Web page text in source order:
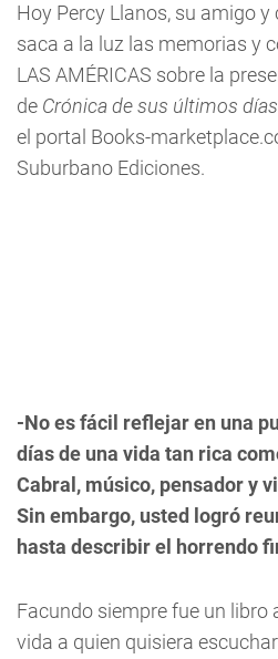
Hoy Percy Llanos, su amigo
saca a la luz las memorias y
LAS AMÉRICAS sobre la
de Crónica de sus últimos días
el portal Books-
Suburbano Ediciones.
-No es fácil reflejar en una
días de una vida tan rica
Cabral, músico, pensador y
Sin embargo, usted logró
hasta describir el horrendo
Facundo siempre fue un libro
vida a quien quisiera